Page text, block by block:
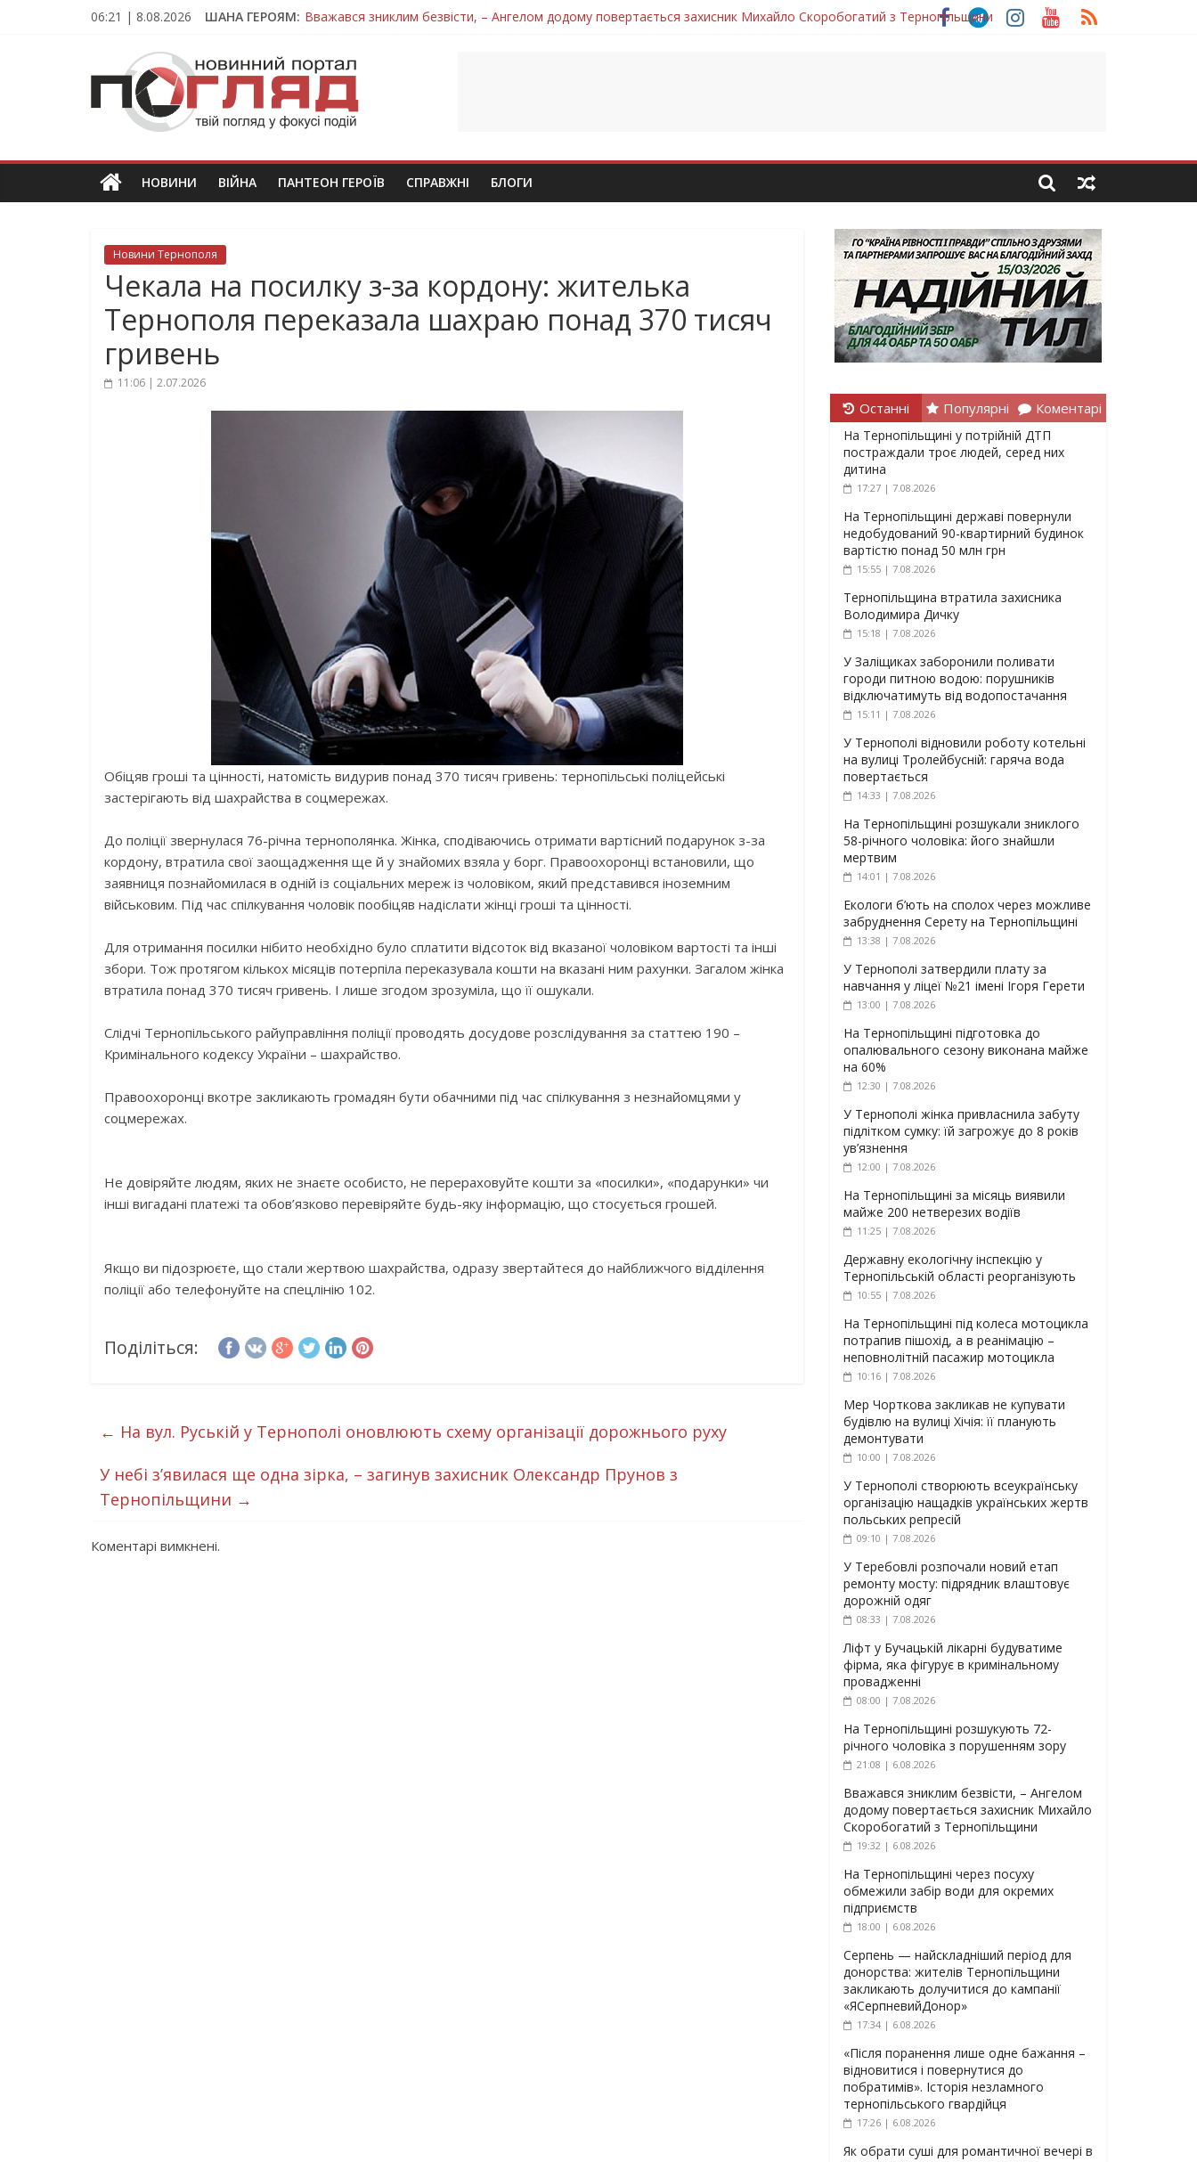
06:21 | 8.08.2026 ШАНА ГЕРОЯМ: Вважався зниклим безвісти, – Ангелом додому повертається захисник Михайло Скоробогатий з Тернопільщини
Тернопільщина втратила захисника Володимира Вельму
Захисник з Тернопільщини Петро Федів повертається до рідного дому «на щиті»
Тернопільщина втратила захисника Володимира Дичку
ПОГЛЯД
Новини
Тернополя.
новини
та
НОВИНИ ВІЙНА ПАНТЕОН ГЕРОЇВ СПРАВЖНІ БЛОГИ
Новини Тернополя
Чекала на посилку з-за кордону: жителька
Тернополя переказала шахраю понад 370 тисяч
гривень
11:06 | 2.07.2026
Обіцяв гроші та цінності, натомість видурив понад 370 тисяч гривень: тернопільські поліцейські
застерігають від шахрайства в соцмережах.
До поліції звернулася 76-річна тернополянка. Жінка, сподіваючись отримати вартісний подарунок з-за
кордону, втратила свої заощадження ще й у знайомих взяла у борг. Правоохоронці встановили, що
заявниця познайомилася в одній із соціальних мереж із чоловіком, який представився іноземним
військовим. Під час спілкування чоловік пообіцяв надіслати жінці гроші та цінності.
Для отримання посилки нібито необхідно було сплатити відсоток від вказаної чоловіком вартості та інші
збори. Тож протягом кількох місяців потерпіла переказувала кошти на вказані ним рахунки. Загалом жінка
втратила понад 370 тисяч гривень. І лише згодом зрозуміла, що її ошукали.
Слідчі Тернопільського райуправління поліції проводять досудове розслідування за статтею 190 –
Кримінального кодексу України – шахрайство.
Правоохоронці вкотре закликають громадян бути обачними під час спілкування з незнайомцями у
соцмережах.
Не довіряйте людям, яких не знаєте особисто, не перераховуйте кошти за «посилки», «подарунки» чи
інші вигадані платежі та обов’язково перевіряйте будь-яку інформацію, що стосується грошей.
Якщо ви підозрюєте, що стали жертвою шахрайства, одразу звертайтеся до найближчого відділення
поліції або телефонуйте на спецлінію 102.
Поділіться:
← На вул. Руській у Тернополі оновлюють схему організації дорожнього руху
У небі з’явилася ще одна зірка, – загинув захисник Олександр Прунов з
Тернопільщини →
Коментарі вимкнені.
Останні Популярні Коментарі
На Тернопільщині у потрійній ДТП
постраждали троє людей, серед них
дитина
17:27 | 7.08.2026
На Тернопільщині державі повернули
недобудований 90-квартирний будинок
вартістю понад 50 млн грн
15:55 | 7.08.2026
Тернопільщина втратила захисника
Володимира Дичку
15:18 | 7.08.2026
У Заліщиках заборонили поливати
городи питною водою: порушників
відключатимуть від водопостачання
15:11 | 7.08.2026
У Тернополі відновили роботу котельні
на вулиці Тролейбусній: гаряча вода
повертається
14:33 | 7.08.2026
На Тернопільщині розшукали зниклого
58-річного чоловіка: його знайшли
мертвим
14:01 | 7.08.2026
Екологи б’ють на сполох через можливе
забруднення Серету на Тернопільщині
13:38 | 7.08.2026
У Тернополі затвердили плату за
навчання у ліцеї №21 імені Ігоря Герети
13:00 | 7.08.2026
На Тернопільщині підготовка до
опалювального сезону виконана майже
на 60%
12:30 | 7.08.2026
У Тернополі жінка привласнила забуту
підлітком сумку: їй загрожує до 8 років
ув’язнення
12:00 | 7.08.2026
На Тернопільщині за місяць виявили
майже 200 нетверезих водіїв
11:25 | 7.08.2026
Державну екологічну інспекцію у
Тернопільській області реорганізують
10:55 | 7.08.2026
На Тернопільщині під колеса мотоцикла
потрапив пішохід, а в реанімацію –
неповнолітній пасажир мотоцикла
10:16 | 7.08.2026
Мер Чорткова закликав не купувати
будівлю на вулиці Хічія: її планують
демонтувати
10:00 | 7.08.2026
У Тернополі створюють всеукраїнську
організацію нащадків українських жертв
польських репресій
09:10 | 7.08.2026
У Теребовлі розпочали новий етап
ремонту мосту: підрядник влаштовує
дорожній одяг
08:33 | 7.08.2026
Ліфт у Бучацькій лікарні будуватиме
фірма, яка фігурує в кримінальному
провадженні
08:00 | 7.08.2026
На Тернопільщині розшукують 72-
річного чоловіка з порушенням зору
21:08 | 6.08.2026
Вважався зниклим безвісти, – Ангелом
додому повертається захисник Михайло
Скоробогатий з Тернопільщини
19:32 | 6.08.2026
На Тернопільщині через посуху
обмежили забір води для окремих
підприємств
18:00 | 6.08.2026
Серпень — найскладніший період для
донорства: жителів Тернопільщини
закликають долучитися до кампанії
«ЯСерпневийДонор»
17:34 | 6.08.2026
«Після поранення лише одне бажання –
відновитися і повернутися до
побратимів». Історія незламного
тернопільського гвардійця
17:26 | 6.08.2026
Як обрати суші для романтичної вечері в